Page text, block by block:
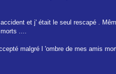
et j' était le seul rescapé .
....
malgré l 'ombre de mes amis